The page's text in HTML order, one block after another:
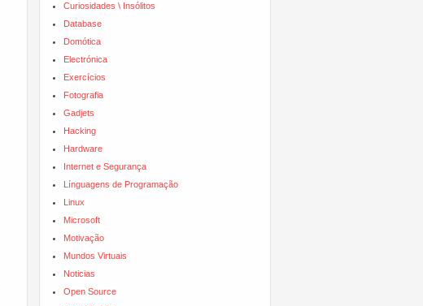
Curiosidades \ Insólitos
Database
Domótica
Electrónica
Exercícios
Fotografia
Gadjets
Hacking
Hardware
Internet e Segurança
Línguagens de Programação
Linux
Microsoft
Motivação
Mundos Virtuais
Noticias
Open Source